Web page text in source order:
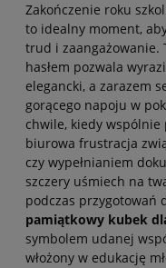
Zakończenie roku
to idealny moment,
trud i zaangażowanie.
hasłem pozwala
elegancki, a zarazem
gorącego napoju w
chwile, kiedy wspólnie
biurowa frustracja
czy wypełnianiem
szczery uśmiech na
podczas przygotowań
pamiątkowy kubek
symbolem udanej
włożony w edukację